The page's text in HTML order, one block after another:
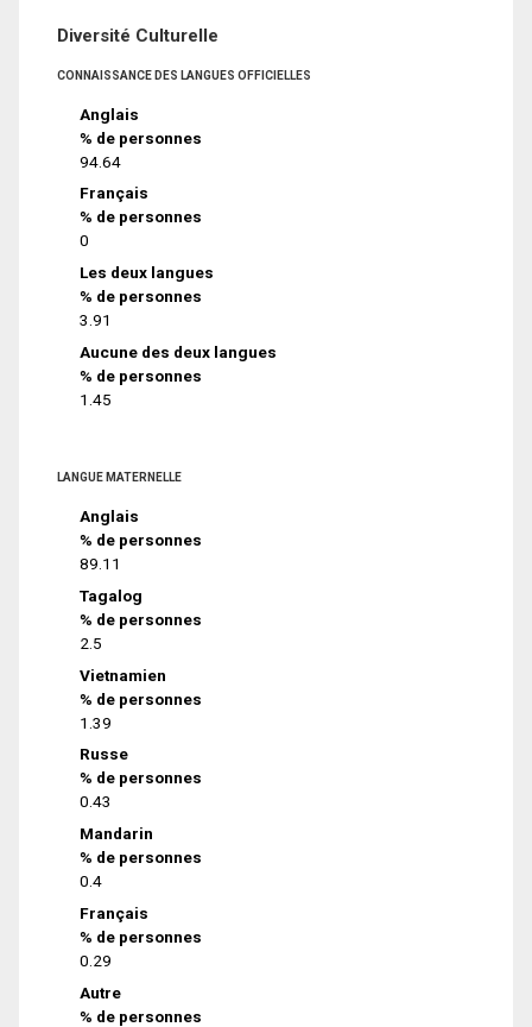
Diversité Culturelle
CONNAISSANCE DES LANGUES OFFICIELLES
Anglais
% de personnes
94.64
Français
% de personnes
0
Les deux langues
% de personnes
3.91
Aucune des deux langues
% de personnes
1.45
LANGUE MATERNELLE
Anglais
% de personnes
89.11
Tagalog
% de personnes
2.5
Vietnamien
% de personnes
1.39
Russe
% de personnes
0.43
Mandarin
% de personnes
0.4
Français
% de personnes
0.29
Autre
% de personnes